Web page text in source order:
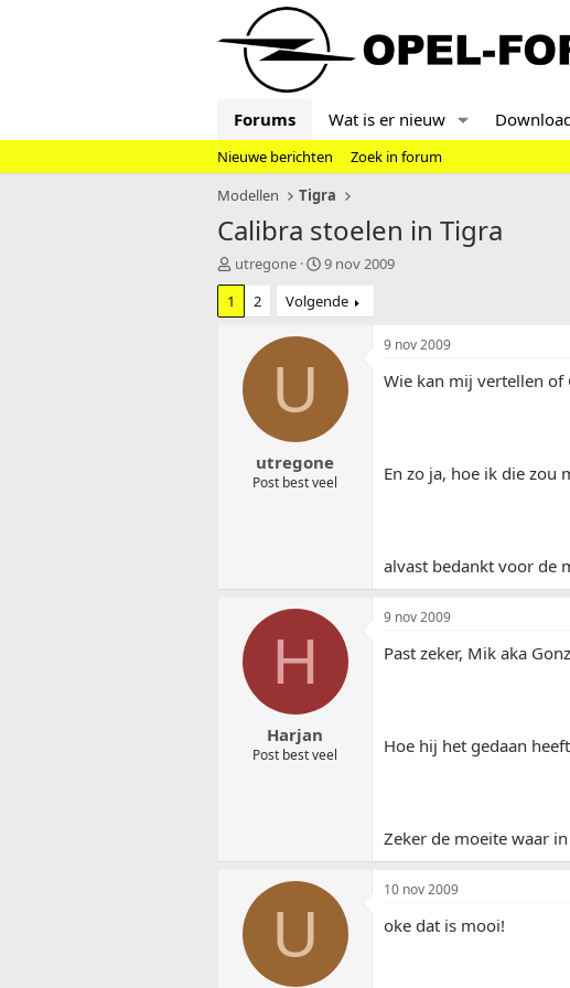
Forums Wat is er nieuw
Nieuwe berichten
Zoek in forum
Modellen
Tigra
Calibra stoelen in Tigra
T
o
i
utregone
S
a
r
t
9 nov 2009
1
2 Volgende
U
utregone
Post best veel
9 nov 2009
Wie kan mij vertellen of
En zo ja, hoe ik die zou
alvast bedankt voor de
H
Harjan
Post best veel
9 nov 2009
Past zeker, Mik aka
Hoe hij het gedaan
Zeker de moeite waar
U
10 nov 2009
oke dat is mooi!